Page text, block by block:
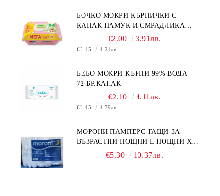
БОЧКО МОКРИ КЪРПИЧКИ С
КАПАК ПАМУК И СМРАДЛИКА
€2.00 3.91лв.
€2.15 4.21лв.
БЕБО МОКРИ КЪРПИ 99% ВОДА –
72 БР.КАПАК
€2.10 4.11лв.
€2.45 4.79лв.
МОРОНИ ПАМПЕРС-ГАЩИ ЗА
ВЪЗРАСТНИ НОЩНИ L НОЩНИ X
€5.30 10.37лв.